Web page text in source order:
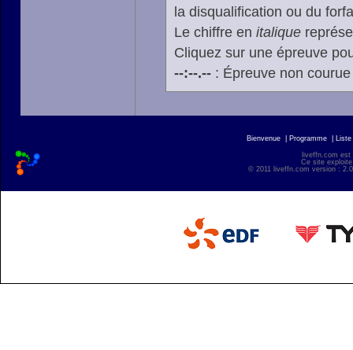
la disqualification ou du
Le chiffre en italique
Cliquez sur une épreuve
--:--.--: Épreuve non
Bienvenue Programme
liveffn.com est
Ce site
© 2011 liveffn.com version :